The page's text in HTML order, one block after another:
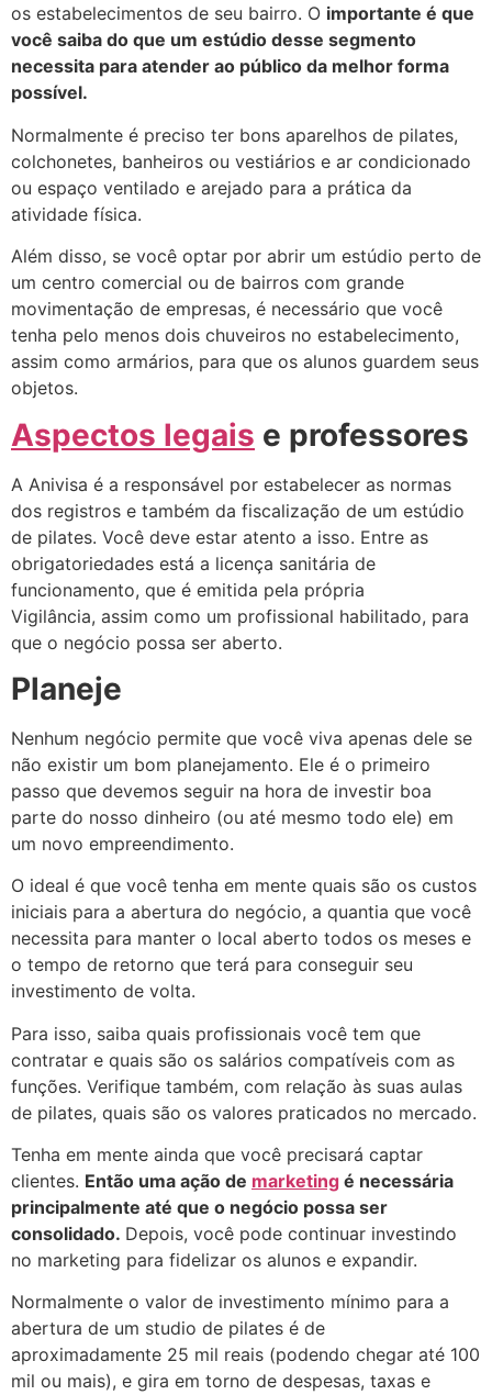
os estabelecimentos de seu bairro. O importante é que
você saiba do que um estúdio desse segmento
necessita para atender ao público da melhor forma
possível.
Normalmente é preciso ter bons aparelhos de pilates,
colchonetes, banheiros ou vestiários e ar condicionado
ou espaço ventilado e arejado para a prática da
atividade física.
Além disso, se você optar por abrir um estúdio perto de
um centro comercial ou de bairros com grande
movimentação de empresas, é necessário que você
tenha pelo menos dois chuveiros no estabelecimento,
assim como armários, para que os alunos guardem seus
objetos.
Aspectos legais e professores
A Anivisa é a responsável por estabelecer as normas
dos registros e também da fiscalização de um estúdio
de pilates. Você deve estar atento a isso. Entre as
obrigatoriedades está a licença sanitária de
funcionamento, que é emitida pela própria
Vigilância, assim como um profissional habilitado, para
que o negócio possa ser aberto.
Planeje
Nenhum negócio permite que você viva apenas dele se
não existir um bom planejamento. Ele é o primeiro
passo que devemos seguir na hora de investir boa
parte do nosso dinheiro (ou até mesmo todo ele) em
um novo empreendimento.
O ideal é que você tenha em mente quais são os custos
iniciais para a abertura do negócio, a quantia que você
necessita para manter o local aberto todos os meses e
o tempo de retorno que terá para conseguir seu
investimento de volta.
Para isso, saiba quais profissionais você tem que
contratar e quais são os salários compatíveis com as
funções. Verifique também, com relação às suas aulas
de pilates, quais são os valores praticados no mercado.
Tenha em mente ainda que você precisará captar
clientes. Então uma ação de marketing é necessária
principalmente até que o negócio possa ser
consolidado. Depois, você pode continuar investindo
no marketing para fidelizar os alunos e expandir.
Normalmente o valor de investimento mínimo para a
abertura de um studio de pilates é de
aproximadamente 25 mil reais (podendo chegar até 100
mil ou mais), e gira em torno de despesas, taxas e